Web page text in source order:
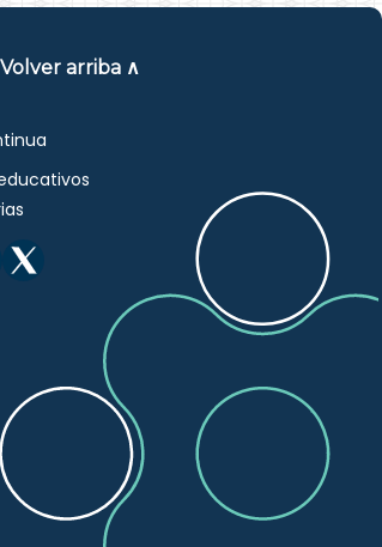
Volver arriba ∧